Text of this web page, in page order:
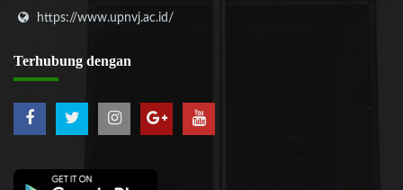
https://www.upnvj.ac.id/
Terhubung dengan